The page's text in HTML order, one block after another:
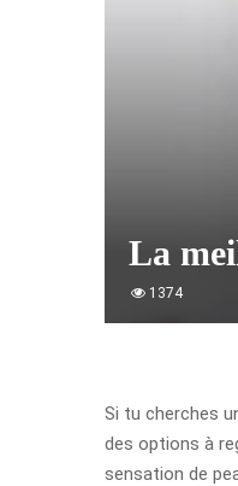
La
1374
Si tu cherches
des options à
sensation de